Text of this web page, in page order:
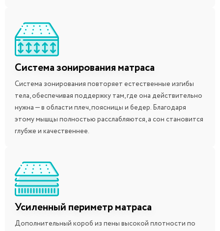
Система зонирования матраса
Система зонирования повторяет естественные изгибы
тела, обеспечивая поддержку там, где она действительно
нужна — в области плеч, поясницы и бедер. Благодаря
этому мышцы полностью расслабляются, а сон становится
глубже и качественнее.
Усиленный периметр матраса
Дополнительный короб из пены высокой плотности по